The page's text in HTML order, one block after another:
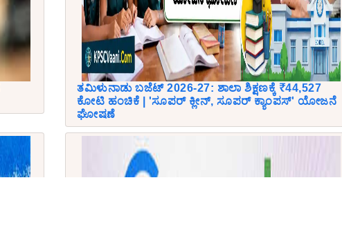
ತಮಿಳುನಾಡು ಬಜೆಟ್ 2026-27: ಶಾಲಾ ಶಿಕ್ಷಣಕ್ಕೆ ₹44,527
ಕೋಟಿ ಹಂಚಿಕೆ | 'ಸೂಪರ್ ಕ್ಲೀನ್, ಸೂಪರ್ ಕ್ಯಾಂಪಸ್' ಯೋಜನೆ
ಘೋಷಣೆ